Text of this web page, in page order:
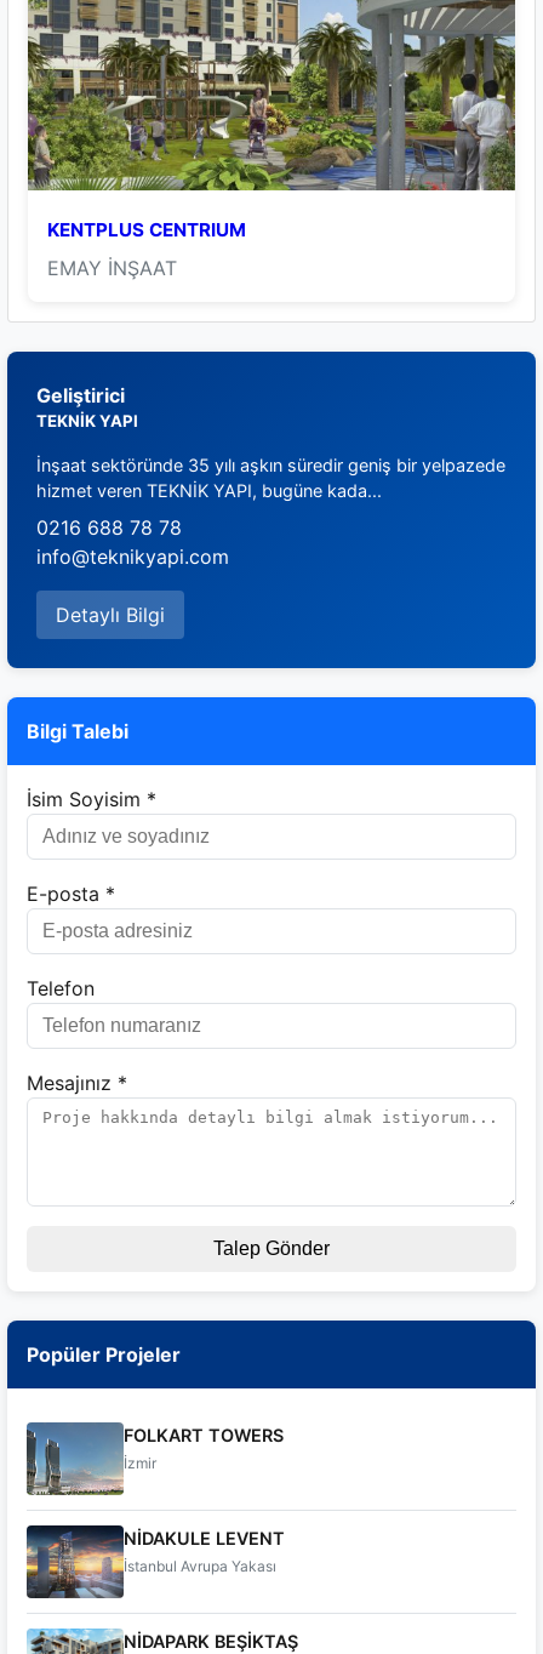
KENTPLUS CENTRIUM
EMAY İNŞAAT
Geliştirici
TEKNİK YAPI
İnşaat sektöründe 35 yılı aşkın süredir geniş bir yelpazede
hizmet veren TEKNİK YAPI, bugüne kada...
0216 688 78 78
info@teknikyapi.com
Detaylı Bilgi
Bilgi Talebi
İsim Soyisim *
E-posta *
Telefon
Mesajınız *
Talep Gönder
Popüler Projeler
FOLKART TOWERS
İzmir
NİDAKULE LEVENT
İstanbul Avrupa Yakası
NİDAPARK BEŞİKTAŞ